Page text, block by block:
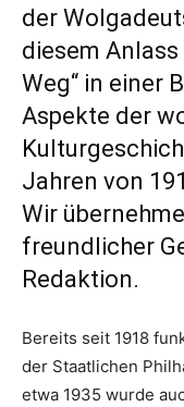
der
diesem
Weg“ in einer
Aspekte der
Jahren von
Wir
freundlicher
Redaktion.
Bereits seit 1918
der Staatlichen
etwa 1935 wurde